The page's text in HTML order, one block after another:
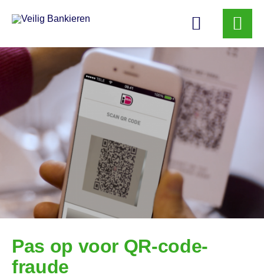
Veilig
Bankieren
Pas op voor QR-code-
fraude